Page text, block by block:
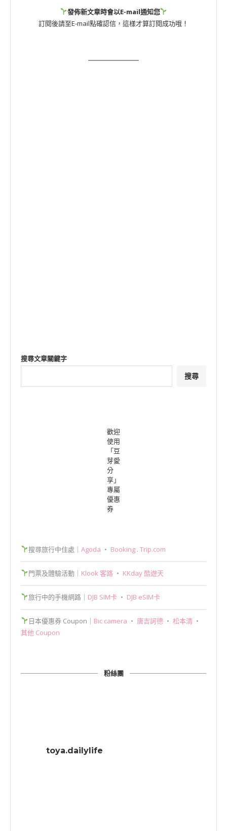
發佈新文章時會以E-mail通知您
訂閱後請至E-mail點確認信，這樣才算訂閱成功哦！
搜尋文章關鍵字
搜尋
歡迎
使用
「豆
芽愛
分
享」
專屬
優惠
券
搜尋旅行中住處｜ Agoda ‧ Booking. Trip.com
門票及體驗活動｜ Klook 客路‧ KKday 酷遊天
旅行中的手機網路｜ DJB SIM卡‧ DJB eSIM卡
日本優惠券 Coupon｜ Bic camera ‧ 唐吉訶德‧ 松本清‧
其他 Coupon
粉絲團
toya.dailylife